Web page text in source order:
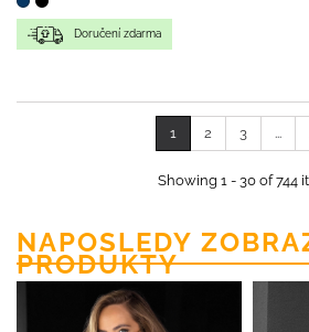
Doručení zdarma
1 2 3 ...
Showing 1 - 30 of 744
NAPOSLEDY
PRODUKTY